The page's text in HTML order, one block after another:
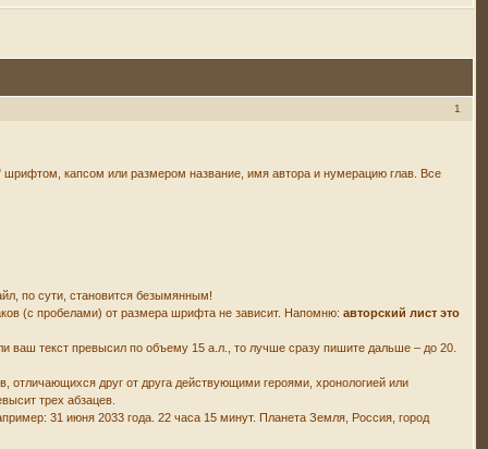
1
капсом или размером название, имя автора и нумерацию глав. Все
по сути, становится безымянным!
(с пробелами) от размера шрифта не зависит. Напомню:авторский лист это
ваш текст превысил по объему 15 а.л., то лучше сразу пишите дальше – до 20.
отличающихся друг от друга действующими героями, хронологией или
трех абзацев.
31 июня 2033 года. 22 часа 15 минут. Планета Земля, Россия, город